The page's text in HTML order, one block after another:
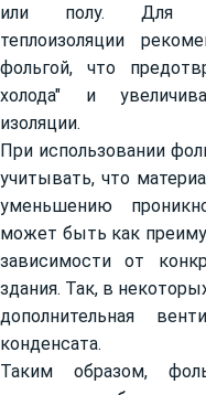
или полу. Для
теплоизоляции
фольгой, что
холода" и
изоляции.
При использовании
учитывать, что
уменьшению
может быть как
зависимости от
здания. Так, в
дополнительная
конденсата.
Таким образом,